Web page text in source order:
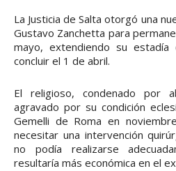
La Justicia de Salta otorgó una
Gustavo Zanchetta para
mayo, extendiendo su estadía
concluir el 1 de abril.
El religioso, condenado por
agravado por su condición
Gemelli de Roma en
necesitar una intervención
no podía realizarse
resultaría más económica en el